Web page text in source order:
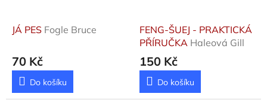
JÁ PES Fogle Bruce
70 Kč
Do košíku
FENG-ŠUEJ - PRAKTICKÁ
PŘÍRUČKA Haleová Gill
150 Kč
Do košíku